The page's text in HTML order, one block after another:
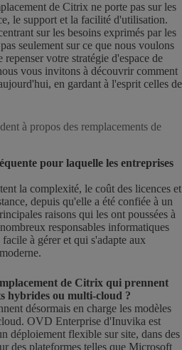
de Citrix ne porte pas sur les
le support et la facilité d'utilisation.
sur les besoins exprimés par les
seulement sur ce que nous voulons
votre stratégie d'espace de
vous invitons à découvrir comment
en gardant à l'esprit celles de
à propos des remplacements de
pour laquelle les entreprises
la complexité, le coût des licences et
depuis qu'elle a été confiée à un
raisons qui les ont poussées à
responsables informatiques
à gérer et qui s'adapte aux
de Citrix qui prennent
hybrides ou multi-cloud ?
désormais en charge les modèles
OVD Enterprise d'Inuvika est
déploiement flexible sur site, dans des
des plateformes telles que Microsoft